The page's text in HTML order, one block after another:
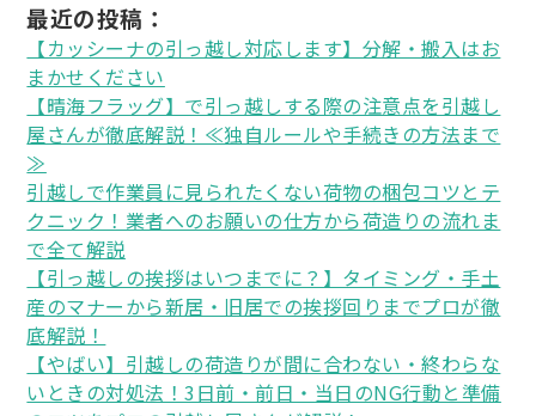
最近の投稿：
【カッシーナの引っ越し対応します】分解・搬入はお
まかせください
【晴海フラッグ】で引っ越しする際の注意点を引越し
屋さんが徹底解説！≪独自ルールや手続きの方法まで
≫
引越しで作業員に見られたくない荷物の梱包コツとテ
クニック！業者へのお願いの仕方から荷造りの流れま
で全て解説
【引っ越しの挨拶はいつまでに？】タイミング・手土
産のマナーから新居・旧居での挨拶回りまでプロが徹
底解説！
【やばい】引越しの荷造りが間に合わない・終わらな
いときの対処法！3日前・前日・当日のNG行動と準備